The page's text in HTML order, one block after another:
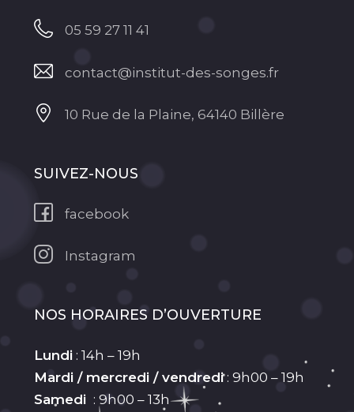
05 59 27 11 41
contact@institut-des-songes.fr
10 Rue de la Plaine, 64140 Billère
SUIVEZ-NOUS
facebook
Instagram
NOS HORAIRES D’OUVERTURE
Lundi: 14h – 19h
Mardi / mercredi / vendredi: 9h00 – 19h
Samedi : 9h00 – 13h